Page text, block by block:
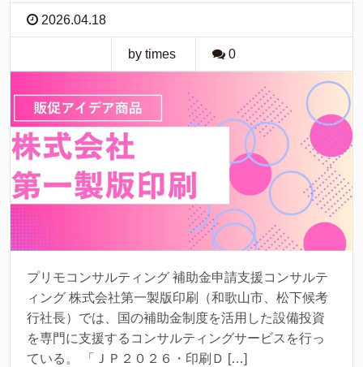
2026.04.18
by times 0
プリモコンサルティング 補助金申請支援コンサルテ
ィング 株式会社第一製版印刷（和歌山市、松下候考
行社長）では、国の補助金制度を活用した設備投資
を専門に支援するコンサルティングサービスを行っ
ている。 「ＪＰ２０２６・印刷Ｄ […]